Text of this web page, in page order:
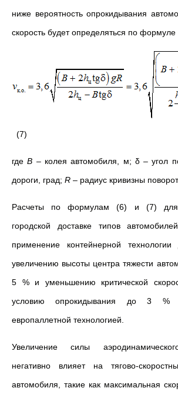
ниже вероятность опрокидывания
скорость будет определяться по
(7)
гдеB – колея автомобиля, м; δ – угол
дороги, град; R – радиус кривизны
Расчеты по формулам (6) и (7) для
городской доставке типов
применение контейнерной
увеличению высоты центра тяжести
5 % и уменьшению критической
условию опрокидывания до 3
европаллетной технологией.
Увеличение силы
негативно влияет на тягово-
автомобиля, такие как максимальная